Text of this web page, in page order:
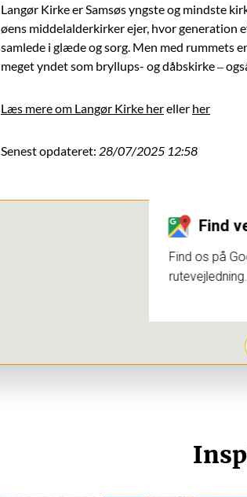
Langør Kirke er Samsøs yngste og mindste
øens middelalderkirker ejer, hvor generation
samlede i glæde og sorg. Men med rummets
meget yndet som bryllups- og dåbskirke –
Læs mere om Langør Kirke hereller her
Senest opdateret: 28/07/2025 12:58
Find
Find os på
rutevejledning.